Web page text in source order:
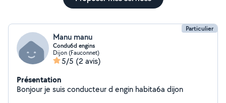
Particulier
Manu manu
Condu6d engins
Dijon (Fauconnet)
5/5 (2 avis)
Présentation
Bonjour je suis conducteur d engin habita6a dijon